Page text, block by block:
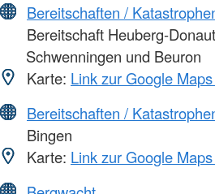
Bereitschaften /
Bereitschaft Heuberg-
Schwenningen und Beuron
Karte: Link zur Google
Bereitschaften /
Bingen
Karte: Link zur Google